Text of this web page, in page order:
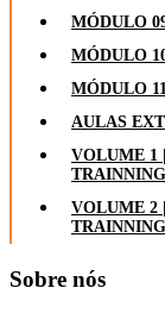
MÓDULO
MÓDULO
MÓDULO
AULAS
VOLUME 1
VOLUME 2
Sobre nós